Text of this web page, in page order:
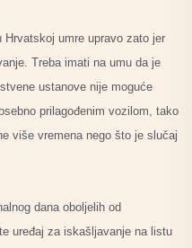
Hrvatskoj umre upravo zato jer
Treba imati na umu da je
ustanove nije moguće
prilagođenim vozilom, tako
više vremena nego što je slučaj
dana oboljelih od
uređaj za iskašljavanje na listu